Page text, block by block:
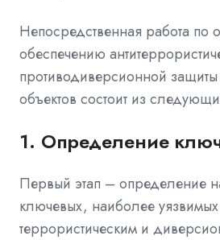
Непосредственная работа по
обеспечению
противодиверсионной
объектов состоит из
1. Определение
Первый этап – определение
ключевых, наиболее
террористическим и